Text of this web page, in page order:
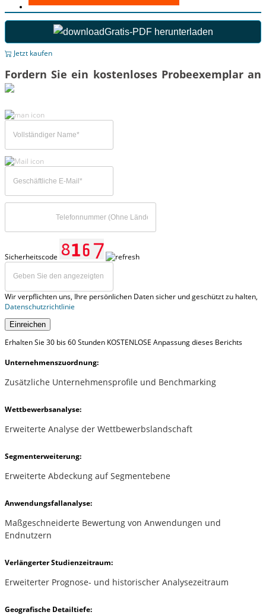
Gratis-PDF herunterladen
Jetzt kaufen
Fordern Sie ein kostenloses Probeexemplar an
Sicherheitscode
Wir verpflichten uns, Ihre persönlichen Daten sicher und geschützt zu halten,
Datenschutzrichtlinie
Einreichen
Erhalten Sie 30 bis 60 Stunden KOSTENLOSE Anpassung dieses Berichts
Unternehmenszuordnung:
Zusätzliche Unternehmensprofile und Benchmarking
Wettbewerbsanalyse:
Erweiterte Analyse der Wettbewerbslandschaft
Segmenterweiterung:
Erweiterte Abdeckung auf Segmentebene
Anwendungsfallanalyse:
Maßgeschneiderte Bewertung von Anwendungen und
Endnutzern
Verlängerter Studienzeitraum:
Erweiterter Prognose- und historischer Analysezeitraum
Geografische Detailtiefe: